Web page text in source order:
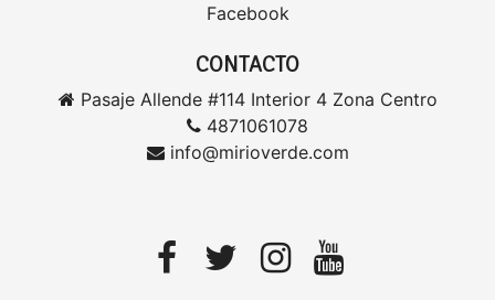
Facebook
CONTACTO
Pasaje Allende #114 Interior 4 Zona Centro
4871061078
info@mirioverde.com